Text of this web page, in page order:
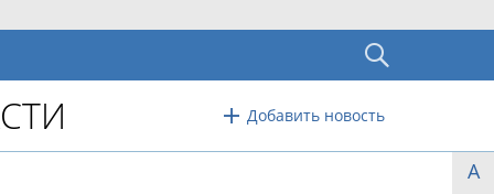
Добавить новость
А